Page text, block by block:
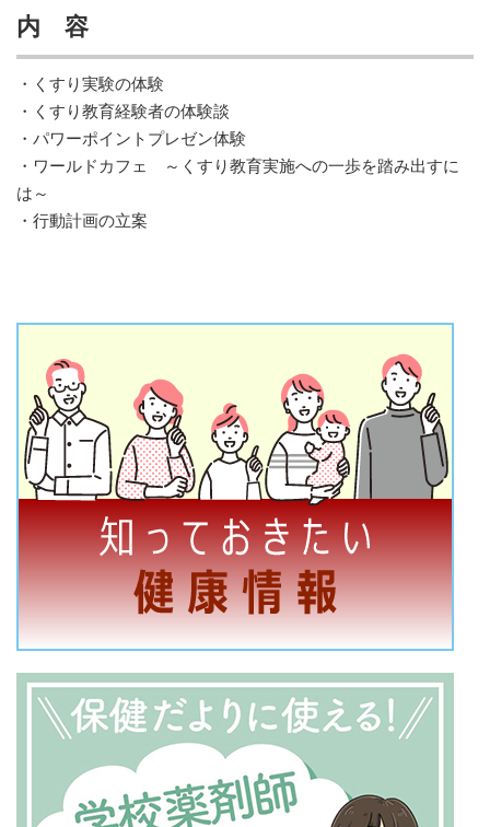
内 容
・くすり実験の体験
・くすり教育経験者の体験談
・パワーポイントプレゼン体験
・ワールドカフェ ～くすり教育実施への一歩を踏み出すに
は～
・行動計画の立案